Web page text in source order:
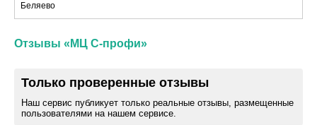
Беляево
Отзывы «МЦ С-профи»
Только проверенные отзывы
Наш сервис публикует только реальные отзывы, размещенные
пользователями на нашем сервисе.